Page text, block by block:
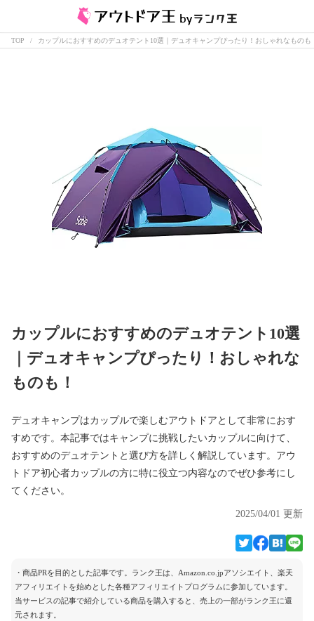
TOP カップルにおすすめのデュオテント10選｜デュオキャンプぴったり！おしゃれなものも
カップルにおすすめのデュオテント10選
｜デュオキャンプぴったり！おしゃれな
ものも！
デュオキャンプはカップルで楽しむアウトドアとして非常におす
すめです。本記事ではキャンプに挑戦したいカップルに向けて、
おすすめのデュオテントと選び方を詳しく解説しています。アウ
トドア初心者カップルの方に特に役立つ内容なのでぜひ参考にし
てください。
2025/04/01 更新
・商品PRを目的とした記事です。ランク王は、Amazon.co.jpアソシエイト、楽天
アフィリエイトを始めとした各種アフィリエイトプログラムに参加しています。
当サービスの記事で紹介している商品を購入すると、売上の一部がランク王に還
元されます。